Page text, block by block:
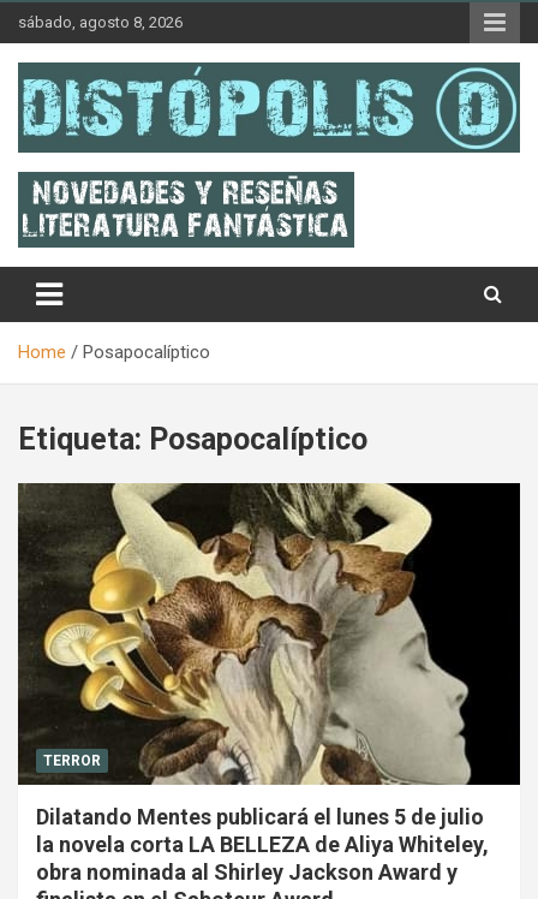
content
sábado, agosto 8, 2026
Distópolis
Home Posapocalíptico
Etiqueta: Posapocalíptico
TERROR
Dilatando Mentes publicará el lunes 5 de julio
la novela corta LA BELLEZA de Aliya Whiteley,
obra nominada al Shirley Jackson Award y